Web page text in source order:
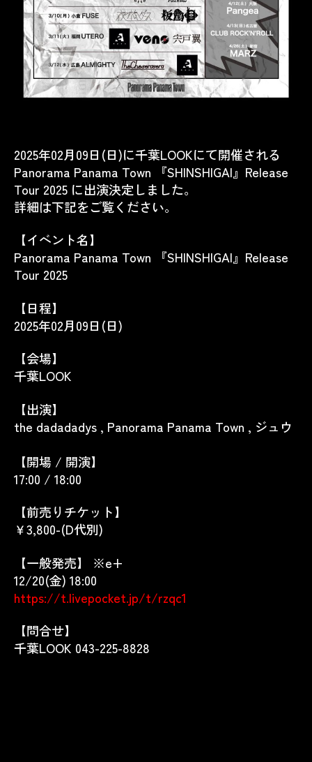
2025年02月09日(日)に千葉LOOKにて開催される
Panorama Panama Town 『SHINSHIGAI』Release
Tour 2025 に出演決定しました。
詳細は下記をご覧ください。
【イベント名】
Panorama Panama Town 『SHINSHIGAI』Release
Tour 2025
【日程】
2025年02月09日(日)
【会場】
千葉LOOK
【出演】
the dadadadys , Panorama Panama Town , ジュウ
【開場 / 開演】
17:00 / 18:00
【前売りチケット】
￥3,800-(D代別)
【一般発売】 ※e+
12/20(金) 18:00
https://t.livepocket.jp/t/rzqc1
【問合せ】
千葉LOOK 043-225-8828